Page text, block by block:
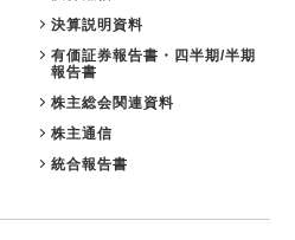
は？無料セミナーを６月22日
から、日本企業における課題を
線にて、教育による業務へのAI
決算説明資料
有価証券報告書・四半期/半期
報告書
株主総会関連資料
株主通信
統合報告書